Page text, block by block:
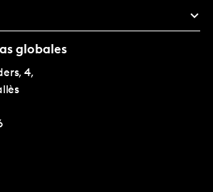
globales
4,